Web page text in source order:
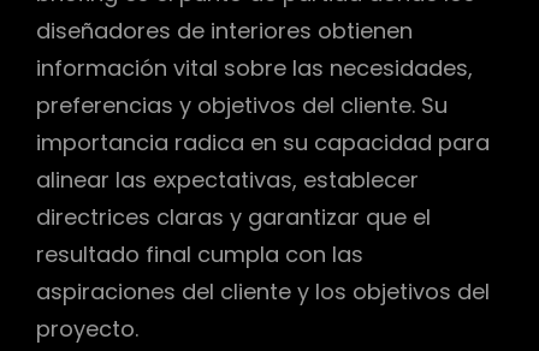
diseñadores de interiores obtienen
información vital sobre las necesidades,
preferencias y objetivos del cliente. Su
importancia radica en su capacidad para
alinear las expectativas, establecer
directrices claras y garantizar que el
resultado final cumpla con las
aspiraciones del cliente y los objetivos del
proyecto.